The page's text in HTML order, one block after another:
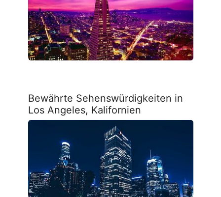
Bewährte Sehenswürdigkeiten in
Los Angeles, Kalifornien